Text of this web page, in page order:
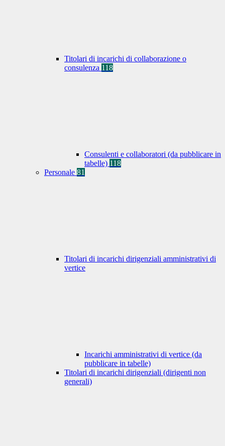
Titolari di incarichi di collaborazione o
consulenza 118
Consulenti e collaboratori (da pubblicare in
tabelle) 118
Personale 81
Titolari di incarichi dirigenziali amministrativi di
vertice
Incarichi amministrativi di vertice (da
pubblicare in tabelle)
Titolari di incarichi dirigenziali (dirigenti non
generali)